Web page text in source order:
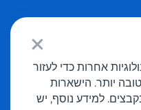
אחרות כדי לעזור
יותר. הישארות
למידע נוסף, יש